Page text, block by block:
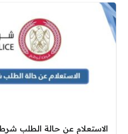
الاستعلام عن حالة الطلب